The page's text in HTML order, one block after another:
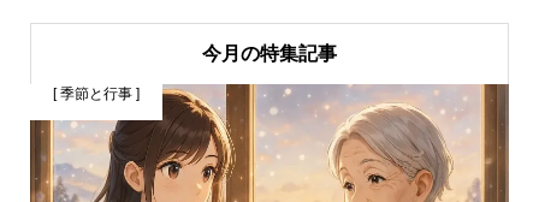
今月の特集記事
[ 季節と行事 ]